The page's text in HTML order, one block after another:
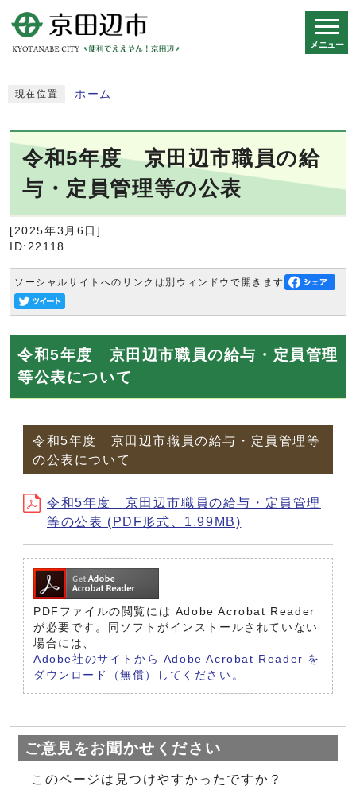
メニュー
現在位置 ホーム
令和5年度 京田辺市職員の給
与・定員管理等の公表
[2025年3月6日]
ID:22118
ソーシャルサイトへのリンクは別ウィンドウで開きます
令和5年度 京田辺市職員の給与・定員管理
等公表について
令和5年度 京田辺市職員の給与・定員管理等
の公表について
令和5年度 京田辺市職員の給与・定員管理
等の公表 (PDF形式、1.99MB)
PDFファイルの閲覧には Adobe Acrobat Reader
が必要です。同ソフトがインストールされていない
場合には、
Adobe社のサイトから Adobe Acrobat Reader を
ダウンロード（無償）してください。
ご意見をお聞かせください
このページは見つけやすかったですか？